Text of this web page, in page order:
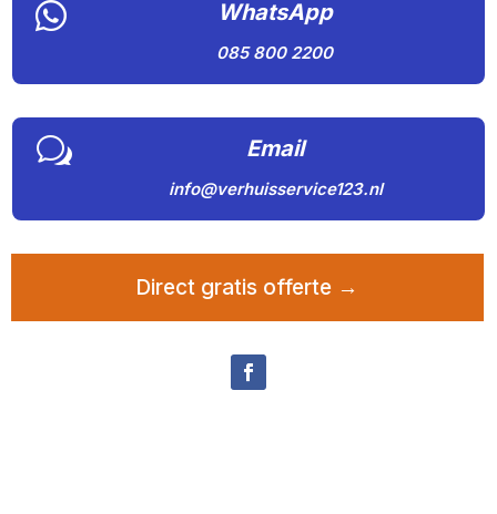
 WhatsApp
085 800 2200
w Email
info@verhuisservice123.nl
Direct gratis offerte →